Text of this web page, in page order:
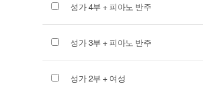
성가 4부 + 피아노 반주
성가 3부 + 피아노 반주
성가 2부 + 여성